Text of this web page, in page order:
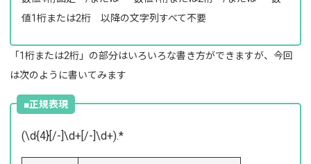
値1桁または2桁 以降の文字列すべて不要
「1桁または2桁」の部分はいろいろな書き方ができますが、今回
は次のように書いてみます
■正規表現
(\d{4}[/-]\d+[/-]\d+).*